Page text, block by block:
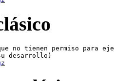
no tienen permiso para
desarrollo)